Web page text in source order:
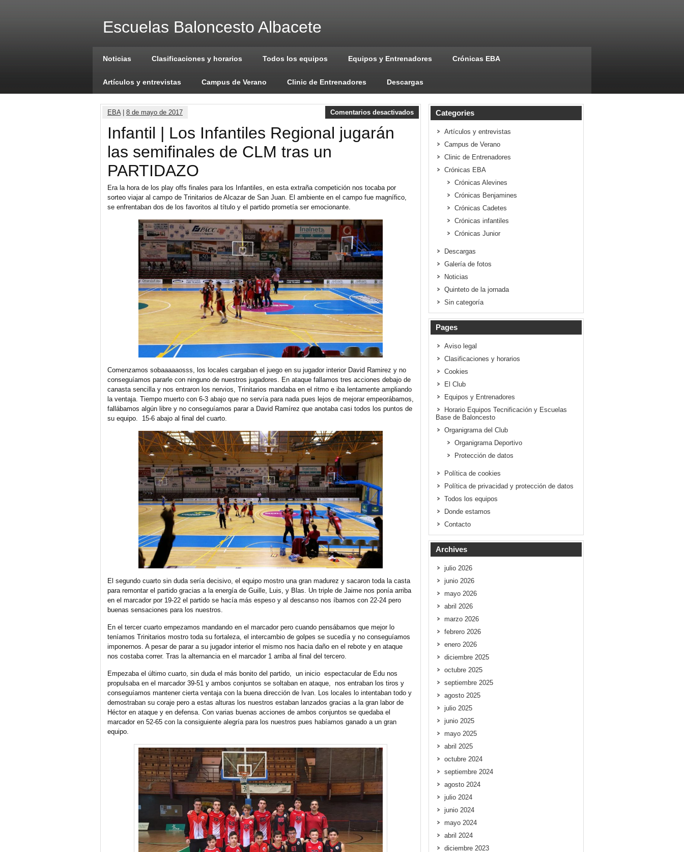
Escuelas Baloncesto Albacete
Noticias Clasificaciones y horarios Todos los equipos Equipos y Entrenadores Crónicas EBA
Artículos y entrevistas Campus de Verano Clinic de Entrenadores Descargas
EBA| 8 de mayo de 2017 Comentarios desactivados
Infantil | Los Infantiles Regional jugarán
las semifinales de CLM tras un
PARTIDAZO
Era la hora de los play offs finales para los Infantiles, en esta extraña competición nos tocaba por
sorteo viajar al campo de Trinitarios de Alcazar de San Juan. El ambiente en el campo fue magnífico,
se enfrentaban dos de los favoritos al título y el partido prometía ser emocionante.
Comenzamos sobaaaaaosss, los locales cargaban el juego en su jugador interior David Ramirez y no
conseguíamos pararle con ninguno de nuestros jugadores. En ataque fallamos tres acciones debajo de
canasta sencilla y nos entraron los nervios, Trinitarios mandaba en el ritmo e iba lentamente ampliando
la ventaja. Tiempo muerto con 6-3 abajo que no servía para nada pues lejos de mejorar empeorábamos,
fallábamos algún libre y no conseguíamos parar a David Ramírez que anotaba casi todos los puntos de
su equipo. 15-6 abajo al final del cuarto.
El segundo cuarto sin duda sería decisivo, el equipo mostro una gran madurez y sacaron toda la casta
para remontar el partido gracias a la energía de Guille, Luis, y Blas. Un triple de Jaime nos ponía arriba
en el marcador por 19-22 el partido se hacía más espeso y al descanso nos íbamos con 22-24 pero
buenas sensaciones para los nuestros.
En el tercer cuarto empezamos mandando en el marcador pero cuando pensábamos que mejor lo
teníamos Trinitarios mostro toda su fortaleza, el intercambio de golpes se sucedía y no conseguíamos
imponernos. A pesar de parar a su jugador interior el mismo nos hacia daño en el rebote y en ataque
nos costaba correr. Tras la alternancia en el marcador 1 arriba al final del tercero.
Empezaba el último cuarto, sin duda el más bonito del partido, un inicio espectacular de Edu nos
propulsaba en el marcador 39-51 y ambos conjuntos se soltaban en ataque, nos entraban los tiros y
conseguíamos mantener cierta ventaja con la buena dirección de Ivan. Los locales lo intentaban todo y
demostraban su coraje pero a estas alturas los nuestros estaban lanzados gracias a la gran labor de
Héctor en ataque y en defensa. Con varias buenas acciones de ambos conjuntos se quedaba el
marcador en 52-65 con la consiguiente alegría para los nuestros pues habíamos ganado a un gran
equipo.
Categories
Artículos y entrevistas
Campus de Verano
Clinic de Entrenadores
Crónicas EBA
Crónicas Alevines
Crónicas Benjamines
Crónicas Cadetes
Crónicas infantiles
Crónicas Junior
Descargas
Galería de fotos
Noticias
Quinteto de la jornada
Sin categoría
Pages
Aviso legal
Clasificaciones y horarios
Cookies
El Club
Equipos y Entrenadores
Horario Equipos Tecnificación y Escuelas
Base de Baloncesto
Organigrama del Club
Organigrama Deportivo
Protección de datos
Política de cookies
Política de privacidad y protección de datos
Todos los equipos
Donde estamos
Contacto
Archives
julio 2026
junio 2026
mayo 2026
abril 2026
marzo 2026
febrero 2026
enero 2026
diciembre 2025
octubre 2025
septiembre 2025
agosto 2025
julio 2025
junio 2025
mayo 2025
abril 2025
octubre 2024
septiembre 2024
agosto 2024
julio 2024
junio 2024
mayo 2024
abril 2024
diciembre 2023